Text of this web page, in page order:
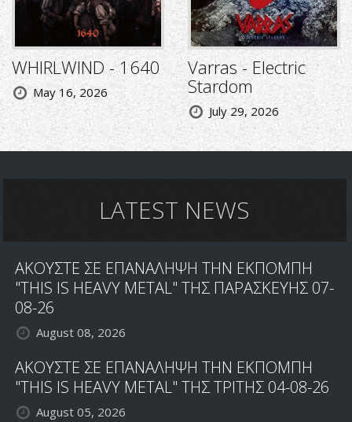
WHIRLWIND - 1640
May 16, 2026
Varras - Electric
Stardom
July 29, 2026
LATEST NEWS
ΑΚΟΥΣΤΕ ΣΕ ΕΠΑΝΑΛΗΨΗ ΤΗΝ ΕΚΠΟΜΠΗ
"THIS IS HEAVY METAL" ΤΗΣ ΠΑΡΑΣΚΕΥΗΣ 07-
08-26
August 08, 2026
ΑΚΟΥΣΤΕ ΣΕ ΕΠΑΝΑΛΗΨΗ ΤΗΝ ΕΚΠΟΜΠΗ
"THIS IS HEAVY METAL" ΤΗΣ ΤΡΙΤΗΣ 04-08-26
August 05, 2026